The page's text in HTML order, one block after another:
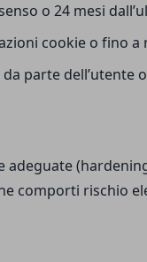
o 24 mesi
cookie o fino a
parte dell’utente
comporti rischio